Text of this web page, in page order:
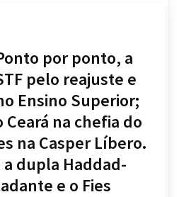
por ponto, a
pelo reajuste e
Ensino Superior;
Ceará na chefia do
na Casper Líbero.
a dupla Haddad-
e o Fies